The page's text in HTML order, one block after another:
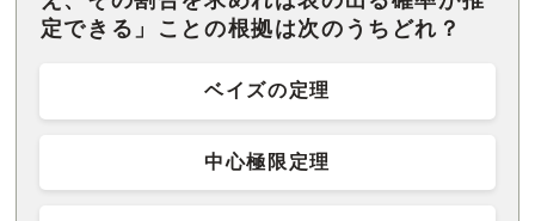
定できる」ことの根拠は次のうちどれ？
ベイズの定理
中心極限定理